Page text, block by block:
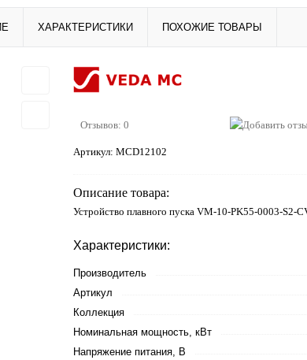
ХАРАКТЕРИСТИКИ ПОХОЖИЕ ТОВАРЫ
Отзывов: 0
Артикул: MCD12102
Описание товара:
Устройство плавного пуска VM-10-PK55-0003-S2-
Характеристики:
Производитель
Артикул
Коллекция
Номинальная мощность, кВт
Напряжение питания, В